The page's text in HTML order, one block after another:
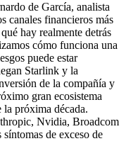
de García, analista
canales financieros más
hay realmente detrás
cómo funciona una
puede estar
Starlink y la
de la compañía y
gran ecosistema
la próxima década.
Nvidia, Broadcom
de exceso de